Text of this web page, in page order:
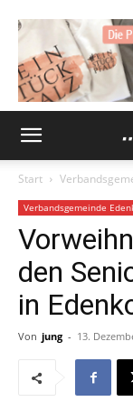
Start
Verbandsgemeinde
den
in
Von jung - 13.